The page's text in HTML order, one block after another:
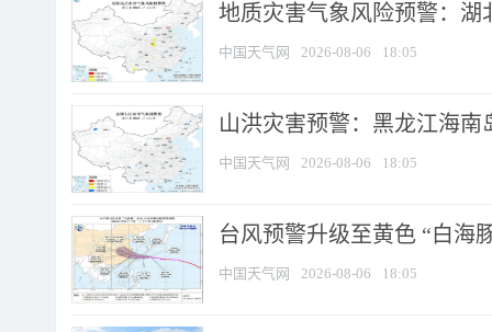
地质灾害气象风险预警：湖
中国天气网 2026-08-06 18:05
山洪灾害预警：黑龙江海
中国天气网 2026-08-06 18:05
台风预警升级至黄色 “白海
中国天气网 2026-08-06 18:05